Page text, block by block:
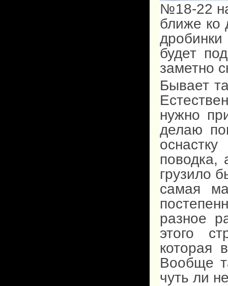
№18-22
ближе ко
будет
заметно
Бывает
нужно
делаю
поводка,
грузило
самая
разное
этого
которая
Вообще
чуть ли